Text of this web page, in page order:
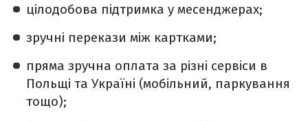
цілодобова підтримка у месенджерах;
зручні перекази між картками;
пряма зручна оплата за різні сервіси в
Польщі та Україні (мобільний, паркування
тощо);